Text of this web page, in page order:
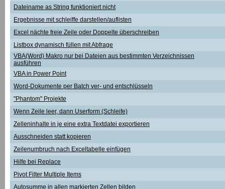
Dateiname as String funktioniert nicht
Ergebnisse mit schleiffe darstellen/auflisten
Excel nächte freie Zeile oder Doppelte überschreiben
Listbox dynamisch füllen mit Abfrage
VBA(Word) Makro nur bei Dateien aus bestimmten Verzeichnissen
ausführen
VBA in Power Point
Word-Dokumente per Batch ver- und entschlüsseln
"Phantom" Projekte
Wenn Zeile leer, dann Userform (Schleife)
Zelleninhalte in je eine extra Textdatei exportieren
Ausschneiden statt kopieren
Zeilenumbruch nach Exceltabelle einfügen
Hilfe bei Replace
Pivot Filter Multiple Items
Autosumme in allen markierten Zellen bilden